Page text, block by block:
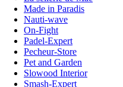
Made in Paradis
Nauti-wave
On-Fight
Padel-Expert
Pecheur-Store
Pet and Garden
Slowood Interior
Smash-Expert